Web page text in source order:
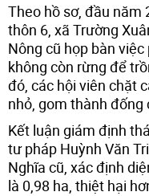
Theo hồ sơ, đầu năm
thôn 6, xã Trường
Nông cũ họp bàn
không còn rừng để
đó, các hội viên chặt
nhỏ, gom thành đống
Kết luận giám định
tư pháp Huỳnh Văn
Nghĩa cũ, xác định
là 0,98 ha, thiệt hại